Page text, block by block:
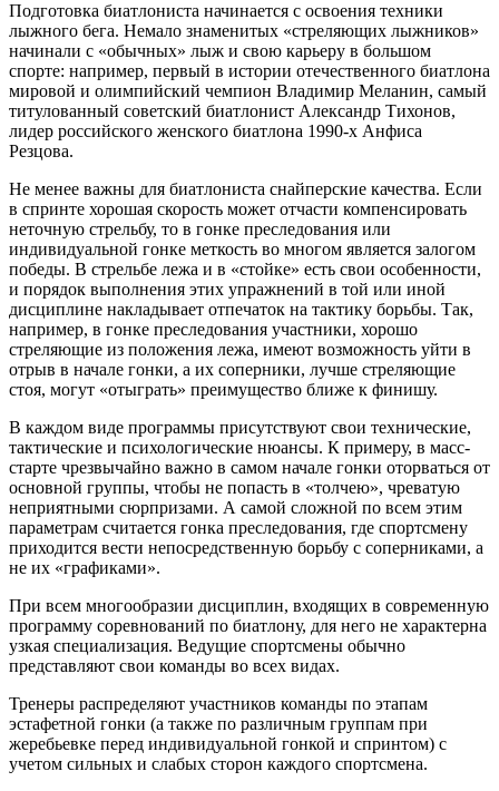
Подготовка биатлониста начинается с освоения техники
лыжного бега. Немало знаменитых «стреляющих лыжников»
начинали с «обычных» лыж и свою карьеру в большом
спорте: например, первый в истории отечественного биатлона
мировой и олимпийский чемпион Владимир Меланин, самый
титулованный советский биатлонист Александр Тихонов,
лидер российского женского биатлона 1990-х Анфиса
Резцова.
Не менее важны для биатлониста снайперские качества. Если
в спринте хорошая скорость может отчасти компенсировать
неточную стрельбу, то в гонке преследования или
индивидуальной гонке меткость во многом является залогом
победы. В стрельбе лежа и в «стойке» есть свои особенности,
и порядок выполнения этих упражнений в той или иной
дисциплине накладывает отпечаток на тактику борьбы. Так,
например, в гонке преследования участники, хорошо
стреляющие из положения лежа, имеют возможность уйти в
отрыв в начале гонки, а их соперники, лучше стреляющие
стоя, могут «отыграть» преимущество ближе к финишу.
В каждом виде программы присутствуют свои технические,
тактические и психологические нюансы. К примеру, в масс-
старте чрезвычайно важно в самом начале гонки оторваться от
основной группы, чтобы не попасть в «толчею», чреватую
неприятными сюрпризами. А самой сложной по всем этим
параметрам считается гонка преследования, где спортсмену
приходится вести непосредственную борьбу с соперниками, а
не их «графиками».
При всем многообразии дисциплин, входящих в современную
программу соревнований по биатлону, для него не характерна
узкая специализация. Ведущие спортсмены обычно
представляют свои команды во всех видах.
Тренеры распределяют участников команды по этапам
эстафетной гонки (а также по различным группам при
жеребьевке перед индивидуальной гонкой и спринтом) с
учетом сильных и слабых сторон каждого спортсмена.